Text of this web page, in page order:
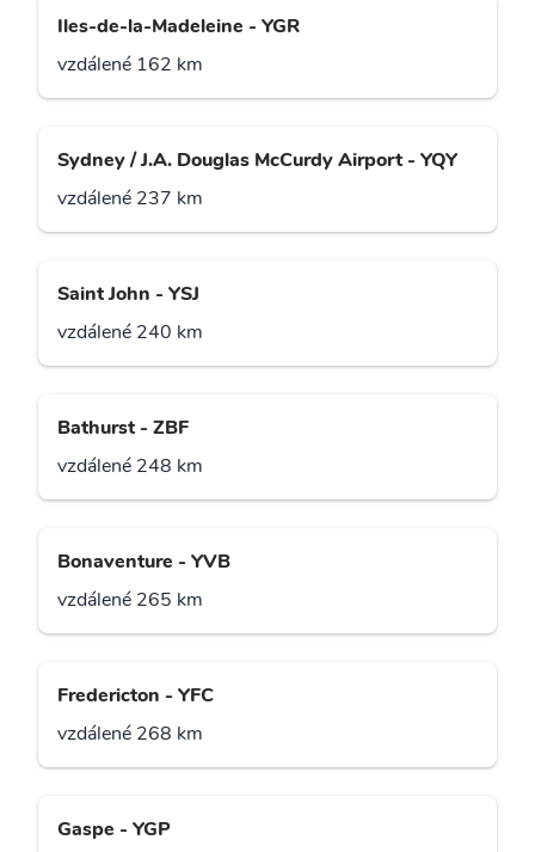
Iles-de-la-Madeleine - YGR
vzdálené 162 km
Sydney / J.A. Douglas McCurdy Airport - YQY
vzdálené 237 km
Saint John - YSJ
vzdálené 240 km
Bathurst - ZBF
vzdálené 248 km
Bonaventure - YVB
vzdálené 265 km
Fredericton - YFC
vzdálené 268 km
Gaspe - YGP